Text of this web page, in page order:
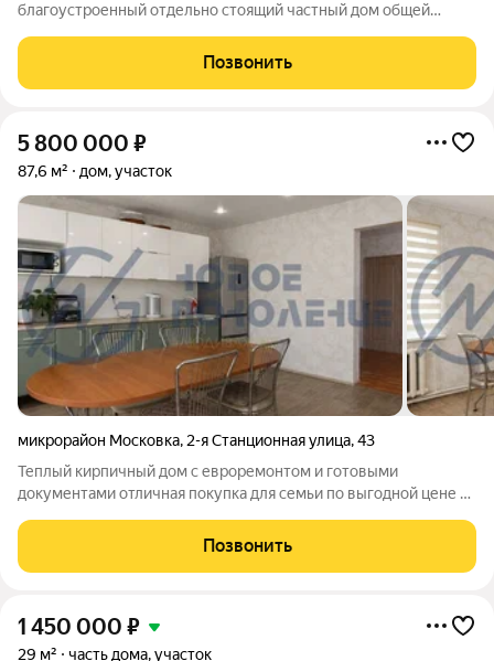
благоустроенный отдельно стоящий частный дом общей
связи с переездом! На участке 4.72 сотки расположен
шпальный дом, основное строение
Позвонить
5 800 000 ₽
87,6 м² дом, участок
микрорайон Московка, 2-я Станционная улица,43
Теплый кирпичный дом с евроремонтом и готовыми
документами отличная покупка для семьи по выгодной цене 5
87,6 м на ул. 2-я Станционная в г. Омске. Это сочетание
домашней атмосферы и
Позвонить
1 450 000 ₽
29 м² часть дома, участок